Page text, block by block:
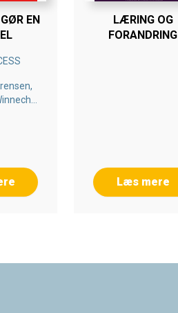
EN
LÆRING OG
FORANDRING
Læs mere